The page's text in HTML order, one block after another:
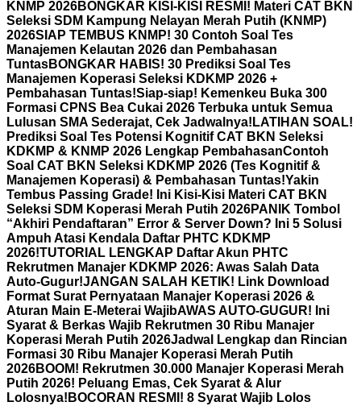
KNMP 2026BONGKAR KISI-KISI RESMI! Materi CAT BKN
Seleksi SDM Kampung Nelayan Merah Putih (KNMP)
2026SIAP TEMBUS KNMP! 30 Contoh Soal Tes
Manajemen Kelautan 2026 dan Pembahasan
TuntasBONGKAR HABIS! 30 Prediksi Soal Tes
Manajemen Koperasi Seleksi KDKMP 2026 +
Pembahasan Tuntas!Siap-siap! Kemenkeu Buka 300
Formasi CPNS Bea Cukai 2026 Terbuka untuk Semua
Lulusan SMA Sederajat, Cek Jadwalnya! LATIHAN SOAL!
Prediksi Soal Tes Potensi Kognitif CAT BKN Seleksi
KDKMP & KNMP 2026 Lengkap PembahasanContoh
Soal CAT BKN Seleksi KDKMP 2026 (Tes Kognitif &
Manajemen Koperasi) & Pembahasan Tuntas!Yakin
Tembus Passing Grade! Ini Kisi-Kisi Materi CAT BKN
Seleksi SDM Koperasi Merah Putih 2026PANIK Tombol
“Akhiri Pendaftaran” Error & Server Down? Ini 5 Solusi
Ampuh Atasi Kendala Daftar PHTC KDKMP
2026!TUTORIAL LENGKAP Daftar Akun PHTC
Rekrutmen Manajer KDKMP 2026: Awas Salah Data
Auto-Gugur!JANGAN SALAH KETIK! Link Download
Format Surat Pernyataan Manajer Koperasi 2026 &
Aturan Main E-Meterai WajibAWAS AUTO-GUGUR! Ini
Syarat & Berkas Wajib Rekrutmen 30 Ribu Manajer
Koperasi Merah Putih 2026Jadwal Lengkap dan Rincian
Formasi 30 Ribu Manajer Koperasi Merah Putih
2026BOOM! Rekrutmen 30.000 Manajer Koperasi Merah
Putih 2026! Peluang Emas, Cek Syarat & Alur
Lolosnya! BOCORAN RESMI! 8 Syarat Wajib Lolos